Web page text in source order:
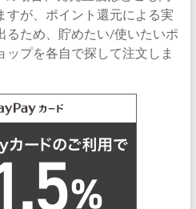
すが、ポイント還元による実
るため、貯めたい/使いたいポ
ップを各自で探して注文しま